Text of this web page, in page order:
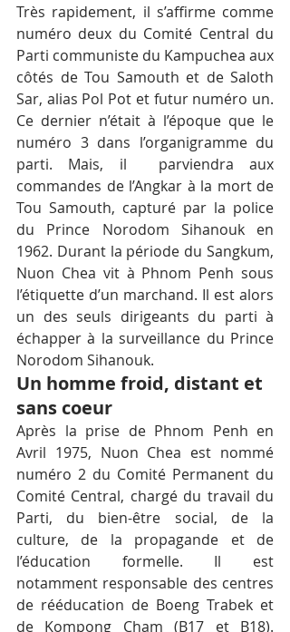
Très rapidement, il s’affirme comme
numéro deux du Comité Central du
Parti communiste du Kampuchea aux
côtés de Tou Samouth et de Saloth
Sar, alias Pol Pot et futur numéro un.
Ce dernier n’était à l’époque que le
numéro 3 dans l’organigramme du
parti. Mais, il  parviendra aux
commandes de l’Angkar à la mort de
Tou Samouth, capturé par la police
du Prince Norodom Sihanouk en
1962. Durant la période du Sangkum,
Nuon Chea vit à Phnom Penh sous
l’étiquette d’un marchand. Il est alors
un des seuls dirigeants du parti à
échapper à la surveillance du Prince
Norodom Sihanouk.
Un homme froid, distant et
sans coeur
Après la prise de Phnom Penh en
Avril 1975, Nuon Chea est nommé
numéro 2 du Comité Permanent du
Comité Central, chargé du travail du
Parti, du bien-être social, de la
culture, de la propagande et de
l’éducation formelle. Il est
notamment responsable des centres
de rééducation de Boeng Trabek et
de Kompong Cham (B17 et B18).